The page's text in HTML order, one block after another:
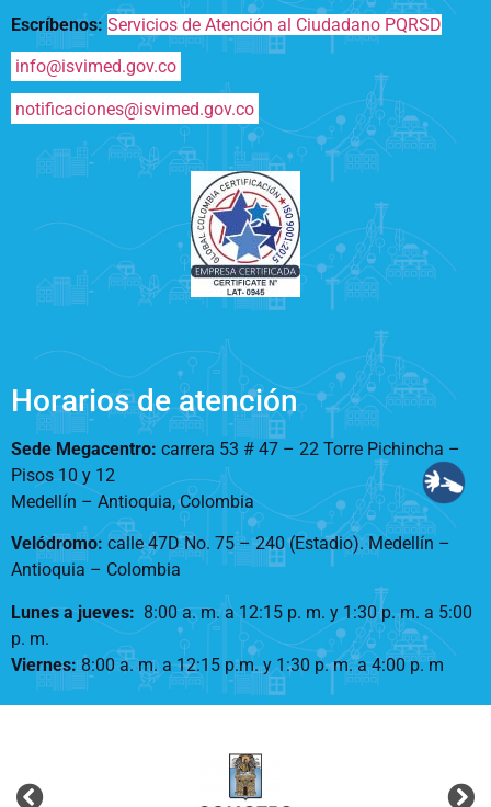
Escríbenos: Servicios de Atención al Ciudadano PQRSD
info@isvimed.gov.co
notificaciones@isvimed.gov.co
Horarios de atención
Sede Megacentro: carrera 53 # 47 – 22 Torre Pichincha –
Pisos 10 y 12
Medellín – Antioquia, Colombia
Velódromo: calle 47D No. 75 – 240 (Estadio). Medellín –
Antioquia – Colombia
Lunes a jueves: 8:00 a. m. a 12:15 p. m. y 1:30 p. m. a 5:00
p. m.
Viernes:8:00 a. m. a 12:15 p.m. y 1:30 p. m. a 4:00 p. m